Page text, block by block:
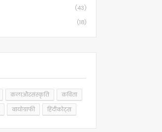
(43)
(18)
कलाऔरसंस्कृति
कविता
बायोग्राफी हिंदीकोट्स